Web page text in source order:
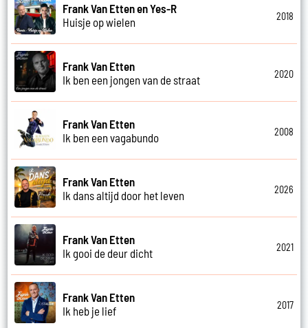
Frank Van Etten en Yes-R
Huisje op wielen
2018
Frank Van Etten
Ik ben een jongen van de straat
2020
Frank Van Etten
Ik ben een vagabundo
2008
Frank Van Etten
Ik dans altijd door het leven
2026
Frank Van Etten
Ik gooi de deur dicht
2021
Frank Van Etten
Ik heb je lief
2017